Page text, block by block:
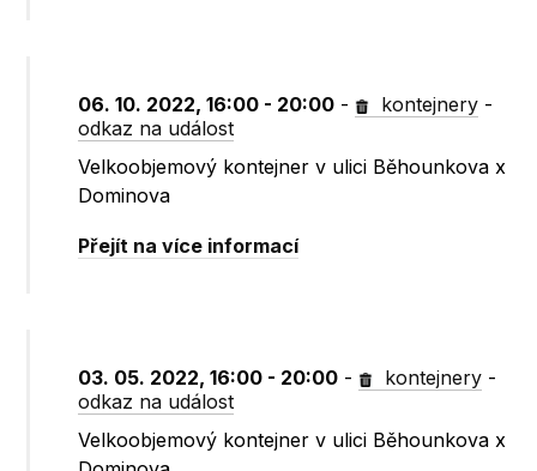
06. 10. 2022, 16:00 - 20:00 - kontejnery -
odkaz na událost
Velkoobjemový kontejner v ulici Běhounkova x
Dominova
Přejít na více informací
03. 05. 2022, 16:00 - 20:00 - kontejnery -
odkaz na událost
Velkoobjemový kontejner v ulici Běhounkova x